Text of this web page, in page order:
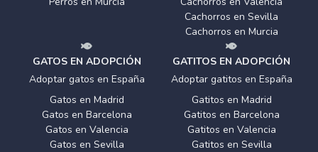
Cachorros en Sevilla
Cachorros en Murcia
GATOS EN ADOPCIÓN
Adoptar gatos en España
Gatos en Madrid
Gatos en Barcelona
Gatos en Valencia
Gatos en Sevilla
GATITOS EN ADOPCIÓN
Adoptar gatitos en España
Gatitos en Madrid
Gatitos en Barcelona
Gatitos en Valencia
Gatitos en Sevilla